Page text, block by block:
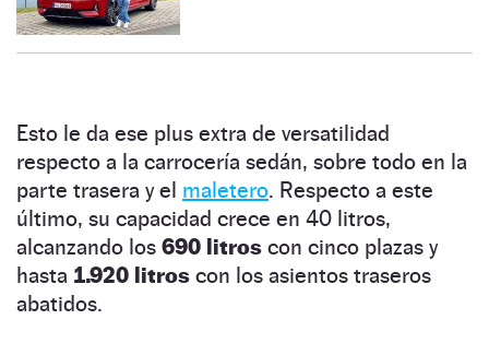
Esto le da ese plus extra de versatilidad
respecto a la carrocería sedán, sobre todo en la
parte trasera y el maletero. Respecto a este
último, su capacidad crece en 40 litros,
alcanzando los 690 litros con cinco plazas y
hasta 1.920 litros con los asientos traseros
abatidos.